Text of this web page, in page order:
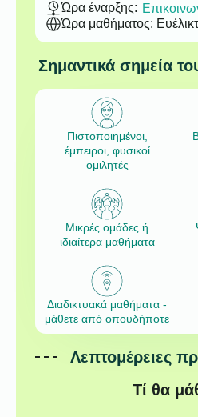
Ώρα έναρξης:
Ώρα μαθήματος:
Σημαντικά σημεία
Πιστοποιημένοι,
έμπειροι, φυσικοί
ομιλητές
Μικρές ομάδες ή
ιδιαίτερα μαθήματα
Διαδικτυακά μαθήματα -
μάθετε από οπουδήποτε
Λεπτομέρειες
Τί θα